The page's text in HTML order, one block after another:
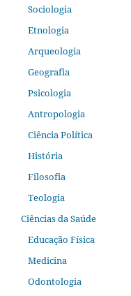
Sociologia
Etnologia
Arqueologia
Geografia
Psicologia
Antropologia
Ciência Política
História
Filosofia
Teologia
Ciências da Saúde
Educação Física
Medicina
Odontologia